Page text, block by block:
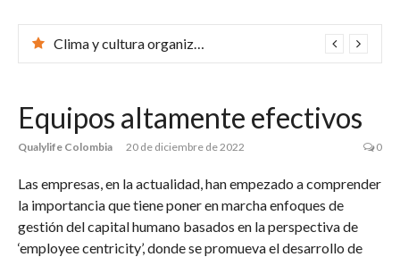
El papel estratégico de la T+D en los resultados empresariales
Equipos altamente efectivos
Qualylife Colombia 20 de diciembre de 2022 0
Las empresas, en la actualidad, han empezado a comprender
la importancia que tiene poner en marcha enfoques de
gestión del capital humano basados en la perspectiva de
‘employee centricity’, donde se promueva el desarrollo de